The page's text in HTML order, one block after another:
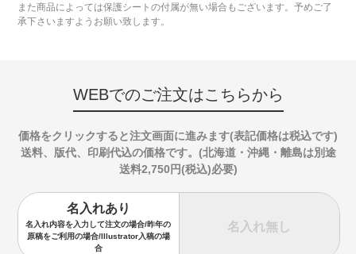
また商品によっては保護シートの付属が無い場合もございます。予めご了
承下さいますようお願い致します。
WEBでのご注文はこちらから
価格をクリックすると注文画面に進みます(表記価格は税込です)
送料、版代、印刷代込の価格です。(北海道・沖縄・離島は別途
送料2,750円(税込)必要)
名入れあり
名入れ内容を入力して注文の場合/昨年の
原稿をご利用の場合/Illustrator入稿の場
合
名入れ無し